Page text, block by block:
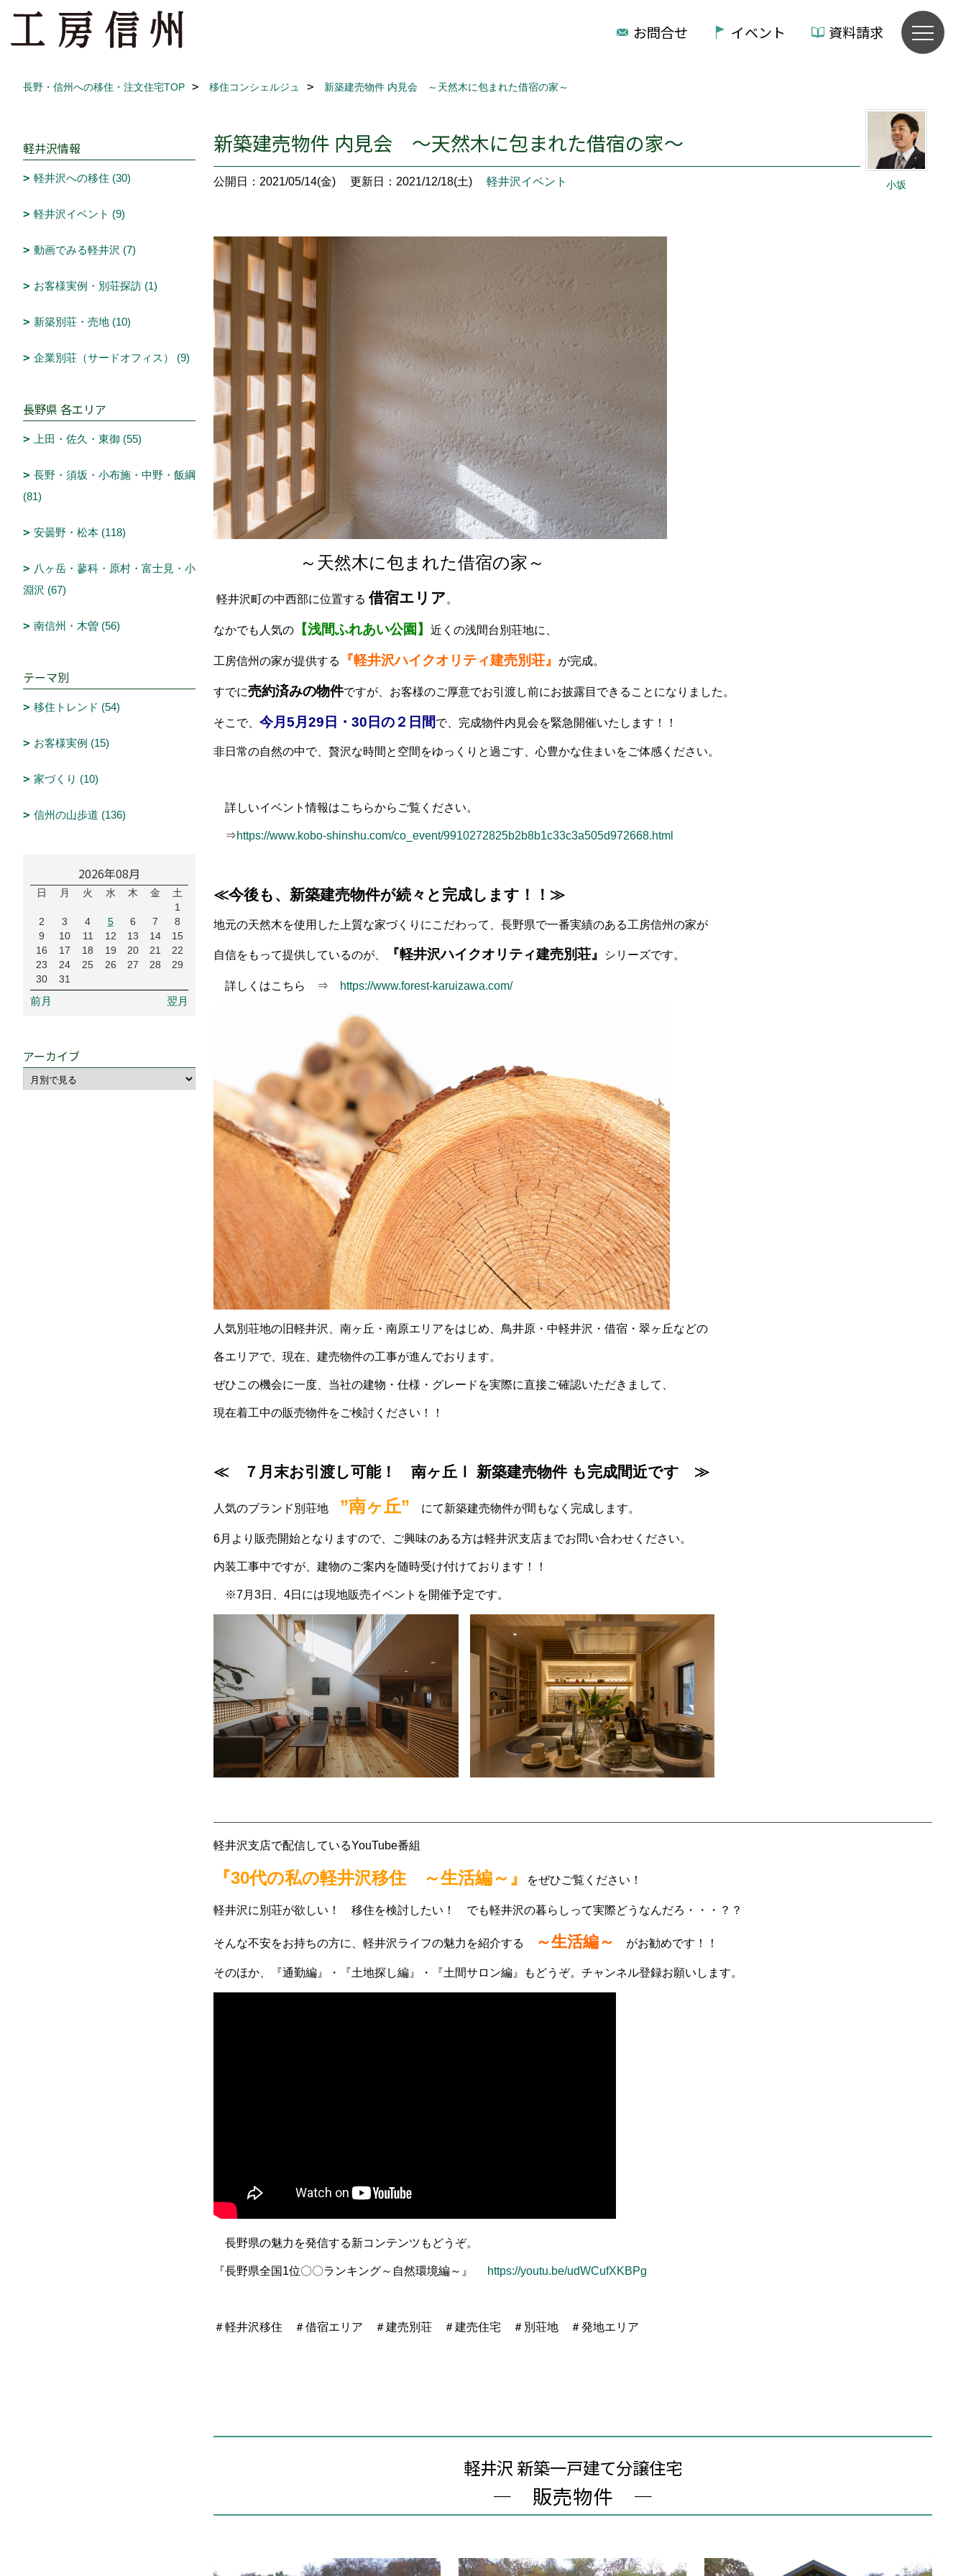
お問合せ イベント 資料請求
長野・信州への移住・注文住宅TOP 移住コンシェルジュ 新築建売物件 内見会 ～天然木に包まれた借宿の家～
小坂
新築建売物件 内見会 ～天然木に包まれた借宿の家～
公開日：2021/05/14(金) 更新日：2021/12/18(土) 軽井沢イベント
～天然木に包まれた借宿の家～
軽井沢町の中西部に位置する借宿エリア。
なかでも人気の 【浅間ふれあい公園】 近くの浅間台別荘地に、
工房信州の家が提供する 『軽井沢ハイクオリティ建売別荘』 が完成。
すでに売約済みの物件ですが、お客様のご厚意でお引渡し前にお披露目できることになりました。
そこで、 今月5月29日・30日の２日間で、完成物件内見会を緊急開催いたします！！
非日常の自然の中で、贅沢な時間と空間をゆっくりと過ごす、心豊かな住まいをご体感ください。
詳しいイベント情報はこちらからご覧ください。
⇒https://www.kobo-shinshu.com/co_event/9910272825b2b8b1c33c3a505d972668.html
≪今後も、新築建売物件が続々と完成します！！≫
地元の天然木を使用した上質な家づくりにこだわって、長野県で一番実績のある工房信州の家が
自信をもって提供しているのが、 『軽井沢ハイクオリティ建売別荘』 シリーズです。
詳しくはこちら ⇒ https://www.forest-karuizawa.com/
人気別荘地の旧軽井沢、南ヶ丘・南原エリアをはじめ、鳥井原・中軽井沢・借宿・翠ヶ丘などの
各エリアで、現在、建売物件の工事が進んでおります。
ぜひこの機会に一度、当社の建物・仕様・グレードを実際に直接ご確認いただきまして、
現在着工中の販売物件をご検討ください！！
≪ ７月末お引渡し可能！ 南ヶ丘Ⅰ 新築建売物件 も完成間近です ≫
人気のブランド別荘地 ”南ヶ丘” にて新築建売物件が間もなく完成します。
6月より販売開始となりますので、ご興味のある方は軽井沢支店までお問い合わせください。
内装工事中ですが、建物のご案内を随時受け付けております！！
※7月3日、4日には現地販売イベントを開催予定です。
軽井沢支店で配信しているYouTube番組
『30代の私の軽井沢移住 ～生活編～』 をぜひご覧ください！
軽井沢に別荘が欲しい！ 移住を検討したい！ でも軽井沢の暮らしって実際どうなんだろ・・・？？
そんな不安をお持ちの方に、軽井沢ライフの魅力を紹介する ～生活編～ がお勧めです！！
そのほか、『通勤編』・『土地探し編』・『土間サロン編』もどうぞ。チャンネル登録お願いします。
長野県の魅力を発信する新コンテンツもどうぞ。
『長野県全国1位〇〇ランキング～自然環境編～』 https://youtu.be/udWCufXKBPg
＃軽井沢移住 ＃借宿エリア ＃建売別荘 ＃建売住宅 ＃別荘地 ＃発地エリア
軽井沢 新築一戸建て分譲住宅
― 販売物件 ―
軽井沢情報
軽井沢への移住 (30)
軽井沢イベント (9)
動画でみる軽井沢 (7)
お客様実例・別荘探訪 (1)
新築別荘・売地 (10)
企業別荘（サードオフィス） (9)
長野県 各エリア
上田・佐久・東御 (55)
長野・須坂・小布施・中野・飯綱
(81)
安曇野・松本 (118)
八ヶ岳・蓼科・原村・富士見・小
淵沢 (67)
南信州・木曽 (56)
テーマ別
移住トレンド (54)
お客様実例 (15)
家づくり (10)
信州の山歩道 (136)
2026年08月
日 月 火 水 木 金
土
1
2
3 4 5 6 7
8
9
10 11 12 13 14
15
16
17 18 19 20 21
22
23
24 25 26 27 28
29
30
31
前月 翌月
アーカイブ